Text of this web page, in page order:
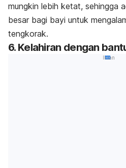
mungkin lebih ketat, sehingga
besar bagi bayi untuk
tengkorak.
6. Kelahiran dengan
Iklan